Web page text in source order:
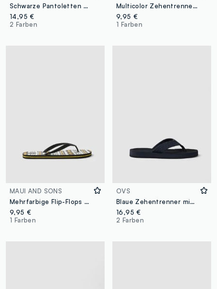
Schwarze Pantoletten mit Doppelschnalle
14,95 €
2 Farben
Multicolor Zehentrenner mit geometrischem Muster
9,95 €
1 Farben
MAUI AND SONS
Mehrfarbige Flip-Flops mit geometrischem Muster
9,95 €
1 Farben
OVS
Blaue Zehentrenner mit geflochtenem Riemen
16,95 €
2 Farben